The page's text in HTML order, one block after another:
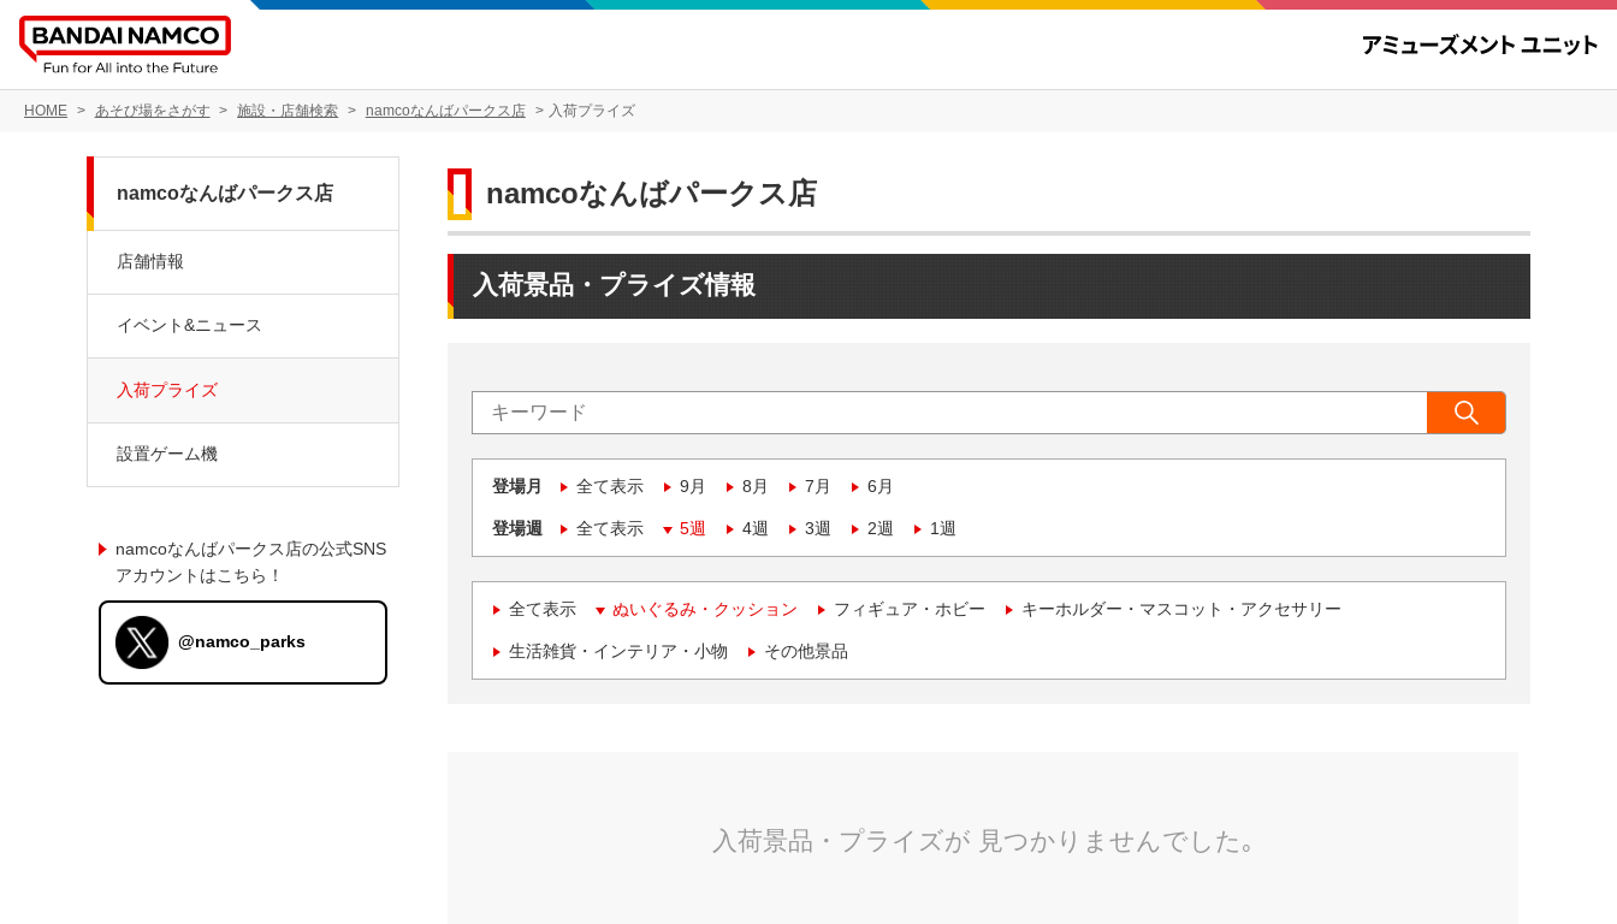
HOME あそび場をさがす 施設・店舗検索 namcoなんばパークス店 入荷プライズ
namcoなんばパークス店
入荷景品・プライズ情報
登場月 全て表示 9月 8月 7月 6月
登場週 全て表示 5週 4週 3週 2週 1週
全て表示 ぬいぐるみ・クッション フィギュア・ホビー キーホルダー・マスコット・アクセサリー
生活雑貨・インテリア・小物 その他景品
namcoなんばパークス店
店舗情報
イベント&ニュース
入荷プライズ
設置ゲーム機
namcoなんばパークス店の公式SNS
アカウントはこちら！
@namco_parks